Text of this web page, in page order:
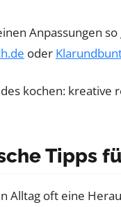
Anpassungen
oder
Tipps
Alltag oft eine